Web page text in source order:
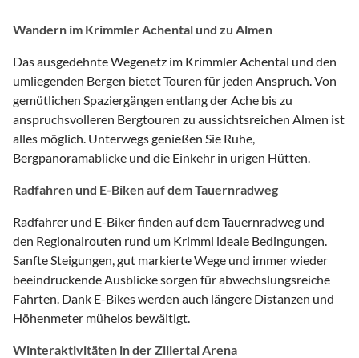
Wandern im Krimmler Achental und zu Almen
Das ausgedehnte Wegenetz im Krimmler Achental und den
umliegenden Bergen bietet Touren für jeden Anspruch. Von
gemütlichen Spaziergängen entlang der Ache bis zu
anspruchsvolleren Bergtouren zu aussichtsreichen Almen ist
alles möglich. Unterwegs genießen Sie Ruhe,
Bergpanoramablicke und die Einkehr in urigen Hütten.
Radfahren und E-Biken auf dem Tauernradweg
Radfahrer und E-Biker finden auf dem Tauernradweg und
den Regionalrouten rund um Krimml ideale Bedingungen.
Sanfte Steigungen, gut markierte Wege und immer wieder
beeindruckende Ausblicke sorgen für abwechslungsreiche
Fahrten. Dank E-Bikes werden auch längere Distanzen und
Höhenmeter mühelos bewältigt.
Winteraktivitäten in der Zillertal Arena